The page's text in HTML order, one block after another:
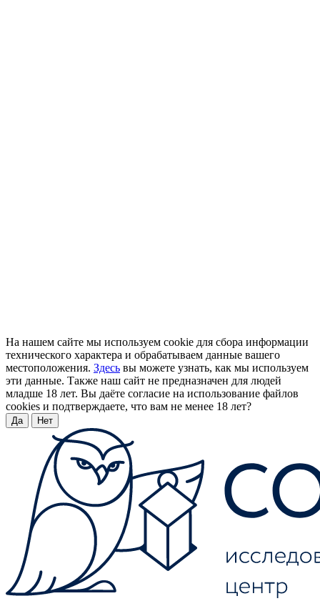
На нашем сайте мы используем cookie для сбора информации
технического характера и обрабатываем данные вашего
местоположения. Здесь вы можете узнать, как мы используем
эти данные. Также наш сайт не предназначен для людей
младше 18 лет. Вы даёте согласие на использование файлов
cookies и подтверждаете, что вам не менее 18 лет?
Да Нет